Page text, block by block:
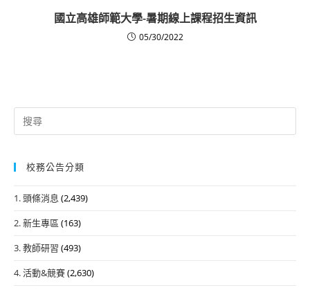
國立高雄師範大學-暑期線上課程招生資訊
05/30/2022
Search
for:
校務公告分類
1. 頭條消息 (2,439)
2. 新生專區 (163)
3. 教師研習 (493)
4. 活動&競賽(2,630)